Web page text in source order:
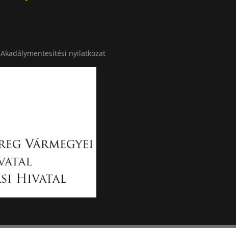
Akadálymentesítési nyilatkozat